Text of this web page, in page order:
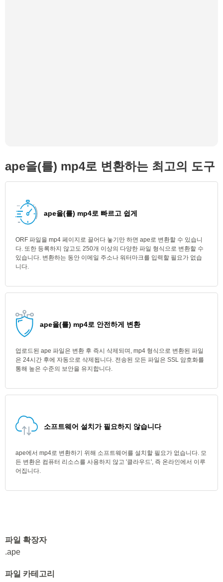
ape을(를) mp4로 변환하는 최고의 도구
ape을(를) mp4로 빠르고 쉽게
ORF 파일을 mp4 페이지로 끌어다 놓기만 하면 ape로 변환할 수 있습니
다. 또한 등록하지 않고도 250개 이상의 다양한 파일 형식으로 변환할 수
있습니다. 변환하는 동안 이메일 주소나 워터마크를 입력할 필요가 없습
니다.
ape을(를) mp4로 안전하게 변환
업로드된 ape 파일은 변환 후 즉시 삭제되며, mp4 형식으로 변환된 파일
은 24시간 후에 자동으로 삭제됩니다. 전송된 모든 파일은 SSL 암호화를
통해 높은 수준의 보안을 유지합니다.
소프트웨어 설치가 필요하지 않습니다
ape에서 mp4로 변환하기 위해 소프트웨어를 설치할 필요가 없습니다. 모
든 변환은 컴퓨터 리소스를 사용하지 않고 '클라우드', 즉 온라인에서 이루
어집니다.
파일 확장자
.ape
파일 카테고리